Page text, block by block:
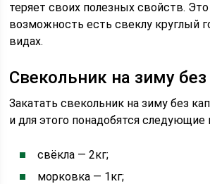
теряет своих полезных свойств.
возможность есть свеклу круглый
видах.
Свекольник на зиму
Закатать свекольник на зиму без
и для этого понадобятся следующие
свёкла — 2кг;
морковка — 1кг;